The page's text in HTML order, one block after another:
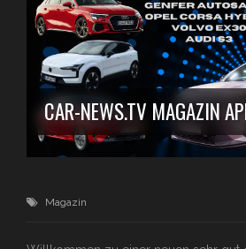
CAR-NEWS.TV MAGAZIN
Magazin